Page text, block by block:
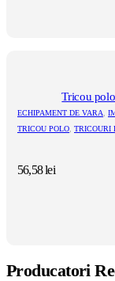
variații.
Opțiunile
pot
alese
în
Tricou
ECHIPAMENT DE VARA,
TRICOU POLO, TRICOURI
56,58lei
are
Producatori